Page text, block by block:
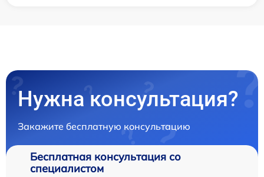
Нужна консультация?
Закажите бесплатную консультацию
Бесплатная консультация со
специалистом